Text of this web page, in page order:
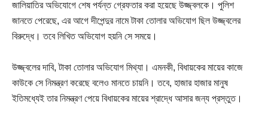
জালিয়াতির অভিযোগে শেষ পর্যন্ত গ্রেফতার করা হয়েছে উজ্জ্বলকে। পুলিশ
জানতে পেরেছে, এর আগে দীপেন্দুর নামে টাকা তোলার অভিযোগ ছিল উজ্জ্বলের
বিরুদ্ধে। তবে লিখিত অভিযোগ হয়নি সে সময়ে।
উজ্জ্বলের দাবি, টাকা তোলার অভিযোগ মিথ্যা। এমনকী, বিধায়কের মায়ের কাজে
কাউকে সে নিমন্ত্রণ করেছে বলেও মানতে চায়নি। তবে, হাজার হাজার মানুষ
ইতিমধ্যেই তার নিমন্ত্রণ পেয়ে বিধায়কের মায়ের শ্রাদ্ধে আসার জন্য প্রস্তুত।